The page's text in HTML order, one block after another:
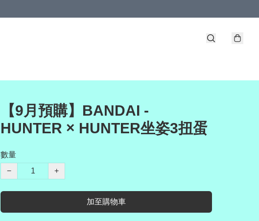
【9月預購】BANDAI -
HUNTER × HUNTER坐姿3扭蛋
數量
−
+
加至購物車